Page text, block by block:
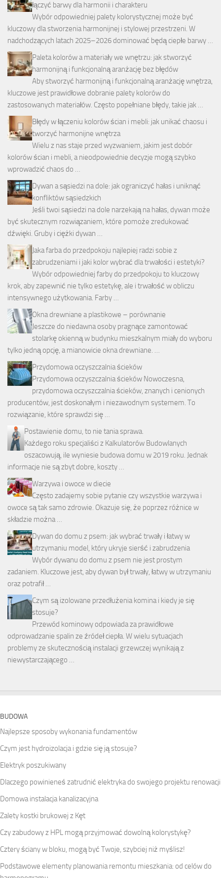
łączyć barwy dla harmonii i charakteru
Wybór odpowiedniej palety kolorystycznej może być
kluczowy dla stworzenia harmonijnej i stylowej przestrzeni. W
nadchodzących latach 2025–2026 dominować będą ciepłe barwy …
Paleta kolorów a materiały we wnętrzu: jak stworzyć
harmonijną i funkcjonalną aranżację bez błędów
Aby stworzyć harmonijną i funkcjonalną aranżację wnętrza,
kluczowe jest prawidłowe dobranie palety kolorów do
zastosowanych materiałów. Często popełniane błędy, takie jak …
Błędy w łączeniu kolorów ścian i mebli: jak unikać chaosu i
tworzyć harmonijne wnętrza
Wielu z nas staje przed wyzwaniem, jakim jest dobór
kolorów ścian i mebli, a nieodpowiednie decyzje mogą szybko
wprowadzić chaos do …
Dywan a sąsiedzi na dole: jak ograniczyć hałas i uniknąć
konfliktów sąsiedzkich
Jeśli twoi sąsiedzi na dole narzekają na hałas, dywan może
być skutecznym rozwiązaniem, które pomoże zredukować
dźwięki. Gruby i ciężki dywan …
Jaka farba do przedpokoju najlepiej radzi sobie z
zabrudzeniami i jaki kolor wybrać dla trwałości i estetyki?
Wybór odpowiedniej farby do przedpokoju to kluczowy
krok, aby zapewnić nie tylko estetykę, ale i trwałość w obliczu
intensywnego użytkowania. Farby …
Okna drewniane a plastikowe – porównanie
Jeszcze do niedawna osoby pragnące zamontować
stolarkę okienną w budynku mieszkalnym miały do wyboru
tylko jedną opcję, a mianowicie okna drewniane. …
Przydomowa oczyszczalnia ścieków
Przydomowa oczyszczalnia ścieków Nowoczesna,
przydomowa oczyszczalnia ścieków, znanych i cenionych
producentów, jest doskonałym i niezawodnym systemem. To
rozwiązanie, które sprawdzi się …
Postawienie domu, to nie tania sprawa.
Każdego roku specjaliści z Kalkulatorów Budowlanych
oszacowują, ile wyniesie budowa domu w 2019 roku. Jednak
informacje nie są zbyt dobre, koszty …
Warzywa i owoce w diecie
Często zadajemy sobie pytanie czy wszystkie warzywa i
owoce są tak samo zdrowie. Okazuje się, że poprzez różnice w
składzie można …
Dywan do domu z psem: jak wybrać trwały i łatwy w
utrzymaniu model, który ukryje sierść i zabrudzenia
Wybór dywanu do domu z psem nie jest prostym
zadaniem. Kluczowe jest, aby dywan był trwały, łatwy w utrzymaniu
oraz potrafił …
Czym są izolowane przedłużenia komina i kiedy je się
stosuje?
Przewód kominowy odpowiada za prawidłowe
odprowadzanie spalin ze źródeł ciepła. W wielu sytuacjach
problemy ze skutecznością instalacji grzewczej wynikają z
niewystarczającego …
BUDOWA
Najlepsze sposoby wykonania fundamentów
Czym jest hydroizolacja i gdzie się ją stosuje?
Elektryk poszukiwany
Dlaczego powinieneś zatrudnić elektryka do swojego projektu renowacji
Domowa instalacja kanalizacyjna
Zalety kostki brukowej z Kęt
Czy zabudowy z HPL mogą przyjmować dowolną kolorystykę?
Cztery ściany w bloku, mogą być Twoje, szybciej niż myślisz!
Podstawowe elementy planowania remontu mieszkania: od celów do